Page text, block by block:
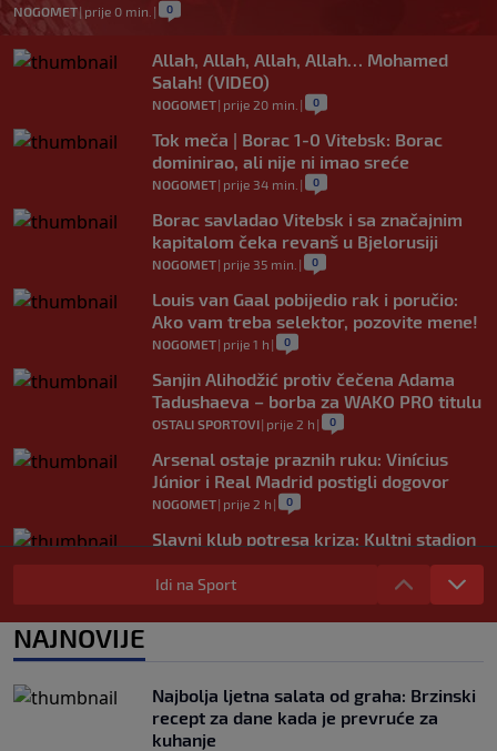
NOGOMET| prije 0 min. | 0
Allah, Allah, Allah, Allah… Mohamed
Salah! (VIDEO)
NOGOMET| prije 20 min. | 0
Tok meča | Borac 1-0 Vitebsk: Borac
dominirao, ali nije ni imao sreće
NOGOMET| prije 34 min. | 0
Borac savladao Vitebsk i sa značajnim
kapitalom čeka revanš u Bjelorusiji
NOGOMET| prije 35 min. | 0
Louis van Gaal pobijedio rak i poručio:
Ako vam treba selektor, pozovite mene!
NOGOMET| prije 1 h | 0
Sanjin Alihodžić protiv čečena Adama
Tadushaeva – borba za WAKO PRO titulu
OSTALI SPORTOVI| prije 2 h | 0
Arsenal ostaje praznih ruku: Vinícius
Júnior i Real Madrid postigli dogovor
NOGOMET| prije 2 h | 0
Slavni klub potresa kriza: Kultni stadion
u Italiji bit će prazan na početku sezone,
navijači objavili rat upravi
Idi na Sport
NAJNOVIJE
Najbolja ljetna salata od graha: Brzinski
recept za dane kada je prevruće za
kuhanje